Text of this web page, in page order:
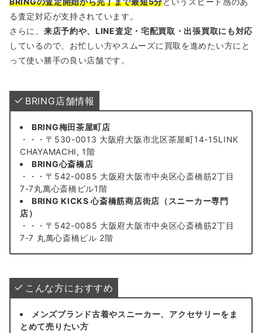
る査定対応が支持されています。
さらに、 来店予約や、LINE査定・宅配買取・出張買取にも対応
しているので、お忙しい方やスムーズに買取を進めたい方にと
って使い勝手の良い店舗です。
BRING店舗情報
BRING梅田茶屋町店
・・・〒530-0013 大阪府大阪市北区茶屋町14-15LINK
CHAYAMACHI, 1階
BRING心斎橋店
・・・〒542-0085 大阪府大阪市中央区心斎橋筋2丁目
7-7丸萬心斎橋ビル1階
BRING KICKS 心斎橋筋商店街店（スニーカー専門
店）
・・・〒542-0085 大阪府大阪市中央区心斎橋筋2丁目
7-7 丸萬心斎橋ビル 2階
こんな方におすすめ
メンズブランド古着やスニーカー、アクセサリーをま
とめて売りたい方